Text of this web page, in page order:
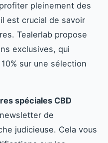
pleinement des
est crucial de savoir
Tealerlab propose
exclusives, qui
sur une sélection
spéciales CBD
de
judicieuse. Cela vous